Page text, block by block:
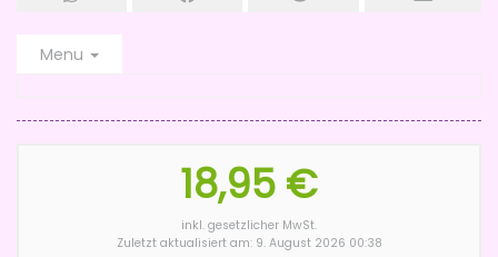
Menu
18,95 €
inkl. gesetzlicher MwSt.
Zuletzt aktualisiert am: 9. August 2026 00:38